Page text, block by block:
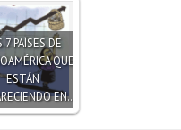
7 PAÍSES DE
QUE
ESTÁN
EN…